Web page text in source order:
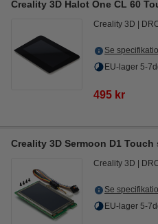
Creality 3D Halot One CL 60
Creality 3D
Se
EU-lager 5-
495 kr
Creality 3D Sermoon D1 Touch
Creality 3D
Se
EU-lager 5-